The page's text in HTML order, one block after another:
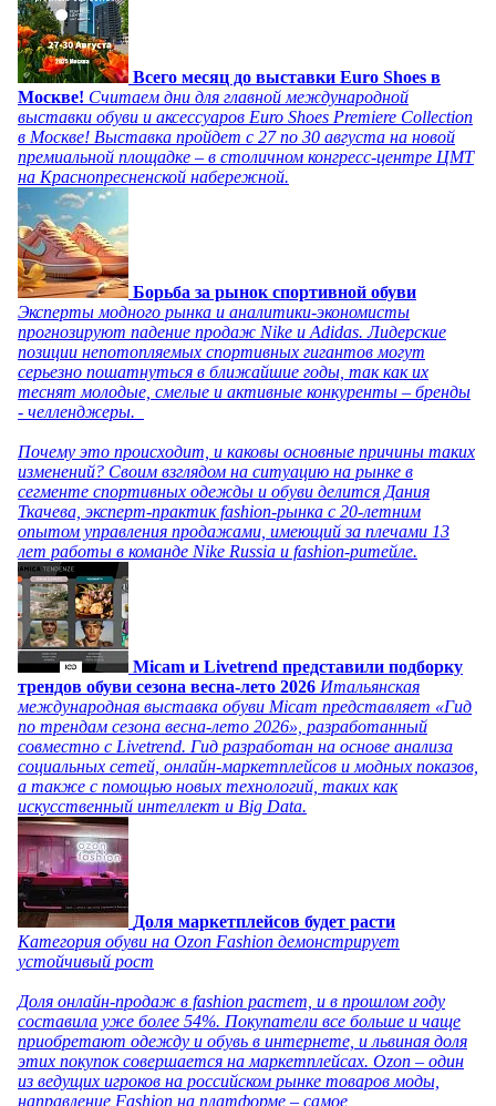
Всего месяц до выставки Euro Shoes в
Москве! Считаем дни для главной международной
выставки обуви и аксессуаров Euro Shoes Premiere Collection
в Москве! Выставка пройдет с 27 по 30 августа на новой
премиальной площадке – в столичном конгресс-центре ЦМТ
на Краснопресненской набережной.
Борьба за рынок спортивной обуви
Эксперты модного рынка и аналитики-экономисты
прогнозируют падение продаж Nike и Adidas. Лидерские
позиции непотопляемых спортивных гигантов могут
серьезно пошатнуться в ближайшие годы, так как их
теснят молодые, смелые и активные конкуренты – бренды
- челленджеры.
Почему это происходит, и каковы основные причины таких
изменений? Своим взглядом на ситуацию на рынке в
сегменте спортивных одежды и обуви делится Дания
Ткачева, эксперт-практик fashion-рынка с 20-летним
опытом управления продажами, имеющий за плечами 13
лет работы в команде Nike Russia и fashion-ритейле.
Micam и Livetrend представили подборку
трендов обуви сезона весна-лето 2026 Итальянская
международная выставка обуви Micam представляет «Гид
по трендам сезона весна-лето 2026», разработанный
совместно с Livetrend. Гид разработан на основе анализа
социальных сетей, онлайн-маркетплейсов и модных показов,
а также с помощью новых технологий, таких как
искусственный интеллект и Big Data.
Доля маркетплейсов будет расти
Категория обуви на Ozon Fashion демонстрирует
устойчивый рост
Доля онлайн-продаж в fashion растет, и в прошлом году
составила уже более 54%. Покупатели все больше и чаще
приобретают одежду и обувь в интернете, и львиная доля
этих покупок совершается на маркетплейсах. Ozon – один
из ведущих игроков на российском рынке товаров моды,
направление Fashion на платформе – самое